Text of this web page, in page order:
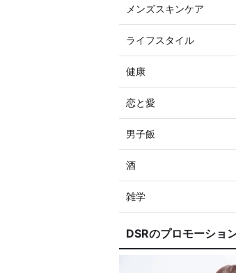
メンズスキンケア
ライフスタイル
健康
恋と愛
男子飯
酒
雑学
DSRのプロモーショ